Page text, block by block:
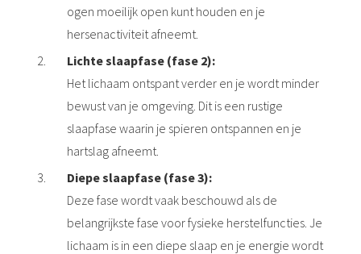
ogen moeilijk open kunt houden en je
hersenactiviteit afneemt.
Lichte slaapfase (fase 2):
Het lichaam ontspant verder en je wordt minder
bewust van je omgeving. Dit is een rustige
slaapfase waarin je spieren ontspannen en je
hartslag afneemt.
Diepe slaapfase (fase 3):
Deze fase wordt vaak beschouwd als de
belangrijkste fase voor fysieke herstelfuncties. Je
lichaam is in een diepe slaap en je energie wordt